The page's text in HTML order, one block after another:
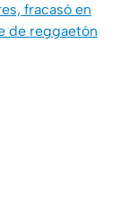
fracasó en
de reggaetón